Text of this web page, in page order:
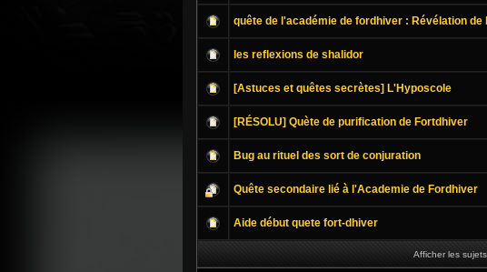
quête de l'académie de fordhiver : Révélation de
les reflexions de shalidor
[Astuces et quêtes secrètes] L'Hyposcole
[RÉSOLU] Quète de purification de Fortdhiver
Bug au rituel des sort de conjuration
Quête secondaire lié à l'Academie de Fordhiver
Aide début quete fort-dhiver
Afficher les